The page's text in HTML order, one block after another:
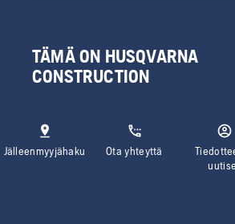
TÄMÄ ON HUSQVARNA
CONSTRUCTION
Jälleenmyyjähaku Ota yhteyttä